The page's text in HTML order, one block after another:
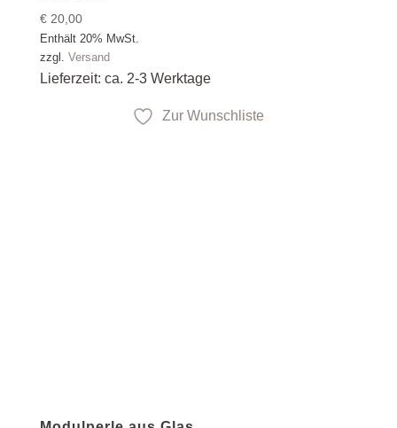
€20,00
Enthält 20% MwSt.
zzgl. Versand
Lieferzeit: ca. 2-3 Werktage
Zur Wunschliste